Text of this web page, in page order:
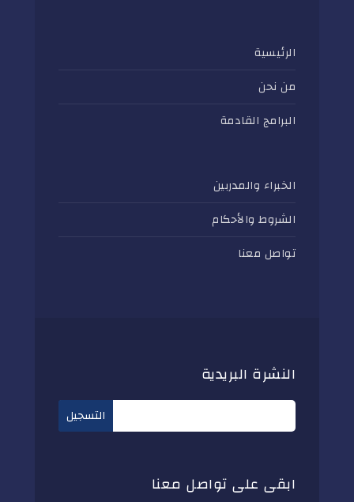
الرئيسية
من نحن
البرامج القادمة
الخبراء والمدربين
الشروط والأحكام
تواصل معنا
النشرة البريدية
ابقى على تواصل معنا